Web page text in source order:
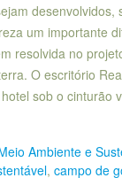
desenvolvidos,
um importante
resolvida no
O escritório
sob o cinturão
Ambiente e
, campo de